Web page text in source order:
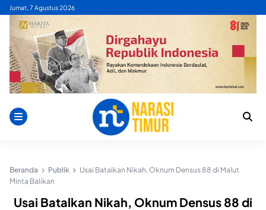
Skip
content
Jumat, 7 Agustus 2026
Beranda Publik
Usai Batalkan Nikah, Oknum Densus 88 di Malut
Minta Balikan
Usai Batalkan Nikah, Oknum Densus 88 di